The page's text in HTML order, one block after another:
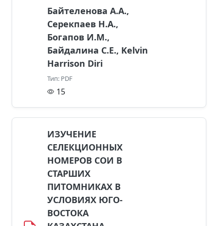
Байтеленова А.А.,
Серекпаев Н.А.,
Богапов И.М.,
Байдалина С.Е., Kelvin
Harrison Diri
Тип: PDF
15
ИЗУЧЕНИЕ
СЕЛЕКЦИОННЫХ
НОМЕРОВ СОИ В
СТАРШИХ
ПИТОМНИКАХ В
УСЛОВИЯХ ЮГО-
ВОСТОКА